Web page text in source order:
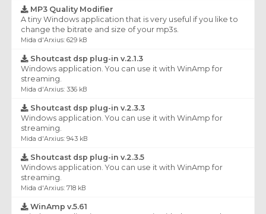
MP3 Quality Modifier
A tiny Windows application that is very useful if you like to
change the bitrate and size of your mp3s.
Mida d'Arxius: 629 kB
Shoutcast dsp plug-in v.2.1.3
Windows application. You can use it with WinAmp for
streaming.
Mida d'Arxius: 336 kB
Shoutcast dsp plug-in v.2.3.3
Windows application. You can use it with WinAmp for
streaming.
Mida d'Arxius: 943 kB
Shoutcast dsp plug-in v.2.3.5
Windows application. You can use it with WinAmp for
streaming.
Mida d'Arxius: 718 kB
WinAmp v.5.61